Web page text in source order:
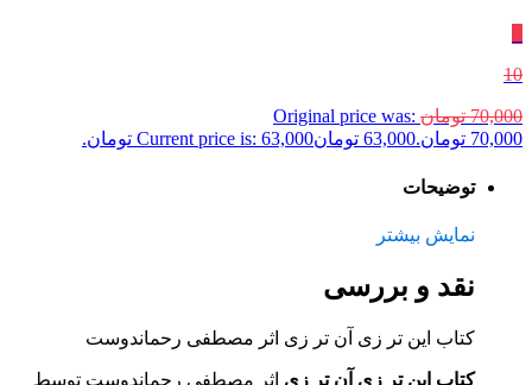
10
70,000 تومان Original price was:
70,000 تومان.
63,000 تومانCurrent price is: 63,000 تومان.
توضیحات
نمایش بیشتر
نقد و بررسی
کتاب این تر زی آن تر زی اثر مصطفی رحماندوست
کتاب این تر زی آن تر زی اثر مصطفی رحماندوست توسط